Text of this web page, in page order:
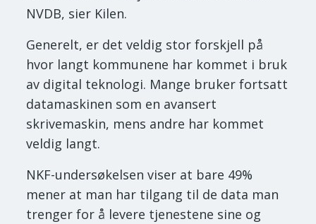
NVDB, sier Kilen.
Generelt, er det veldig stor forskjell på
hvor langt kommunene har kommet i bruk
av digital teknologi. Mange bruker fortsatt
datamaskinen som en avansert
skrivemaskin, mens andre har kommet
veldig langt.
NKF-undersøkelsen viser at bare 49%
mener at man har tilgang til de data man
trenger for å levere tjenestene sine og